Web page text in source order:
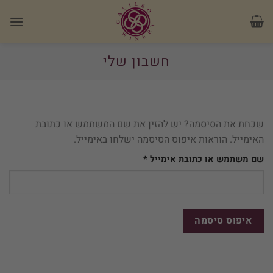
חשבון שלי
שכחת את הסיסמה? יש להזין את שם המשתמש או כתובת
האימייל. הוראות איפוס הסיסמה ישלחו באימייל.
שם משתמש או כתובת אימייל *חובה
איפוס סיסמה